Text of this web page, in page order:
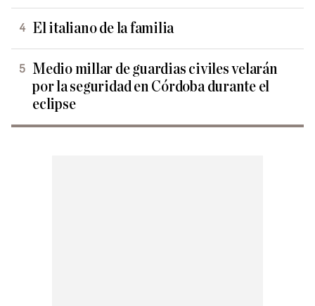
El italiano de la familia
Medio millar de guardias civiles velarán
por la seguridad en Córdoba durante el
eclipse